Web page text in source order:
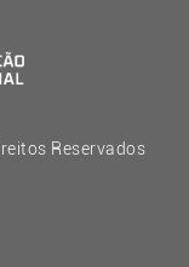
Reservados